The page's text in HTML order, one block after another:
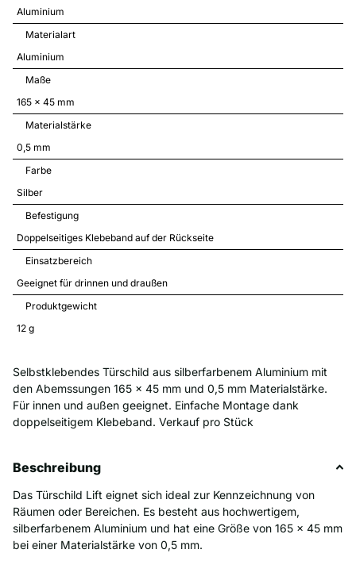
Aluminium
Materialart
Aluminium
Maße
165 x 45 mm
Materialstärke
0,5 mm
Farbe
Silber
Befestigung
Doppelseitiges Klebeband auf der Rückseite
Einsatzbereich
Geeignet für drinnen und draußen
Produktgewicht
12 g
Selbstklebendes Türschild aus silberfarbenem Aluminium mit
den Abemssungen 165 x 45 mm und 0,5 mm Materialstärke.
Für innen und außen geeignet. Einfache Montage dank
doppelseitigem Klebeband. Verkauf pro Stück
Beschreibung
Das Türschild Lift eignet sich ideal zur Kennzeichnung von
Räumen oder Bereichen. Es besteht aus hochwertigem,
silberfarbenem Aluminium und hat eine Größe von 165 x 45 mm
bei einer Materialstärke von 0,5 mm.